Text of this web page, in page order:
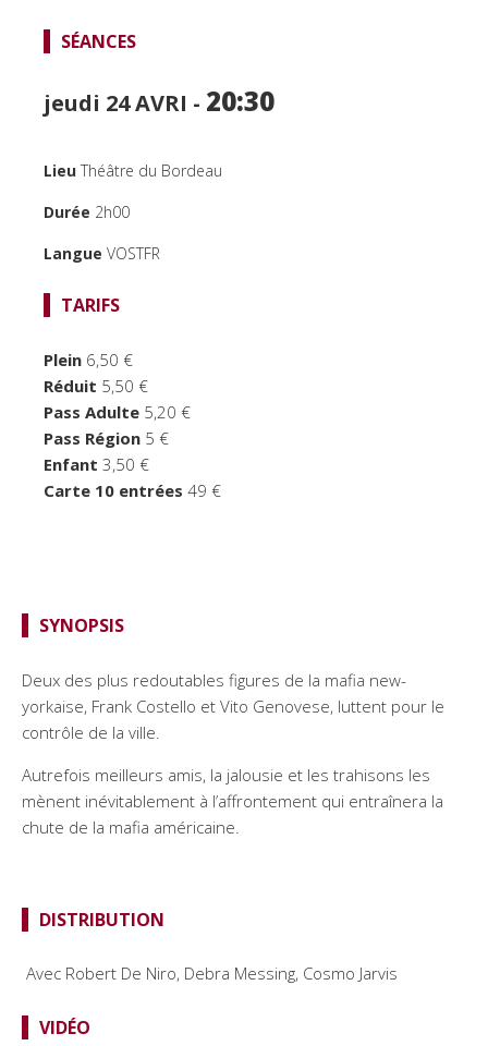
FOCUS CINÉMA
SÉANCES
jeudi 24AVRI - 20:30
Lieu Théâtre du Bordeau
Durée 2h00
Langue VOSTFR
TARIFS
Plein 6,50 €
Réduit 5,50 €
Pass Adulte 5,20 €
Pass Région 5 €
Enfant 3,50 €
Carte 10 entrées 49 €
SYNOPSIS
Deux des plus redoutables figures de la mafia new-
yorkaise, Frank Costello et Vito Genovese, luttent pour le
contrôle de la ville.
Autrefois meilleurs amis, la jalousie et les trahisons les
mènent inévitablement à l’affrontement qui entraînera la
chute de la mafia américaine.
DISTRIBUTION
Avec Robert De Niro, Debra Messing, Cosmo Jarvis
VIDÉO